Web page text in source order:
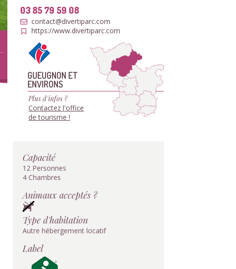
03 85 79 59 08
contact@divertiparc.com
https://www.divertiparc.com
GUEUGNON ET
ENVIRONS
Plus d'infos ?
Contactez l'office
de tourisme !
Capacité
12 Personnes
4 Chambres
Animaux acceptés ?
Type d'habitation
Autre hébergement locatif
Label